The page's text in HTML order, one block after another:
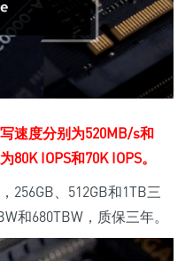
速度分别为520MB/s和
IOPS和70K IOPS。
256GB、512GB和1TB三
和680TBW，质保三年。